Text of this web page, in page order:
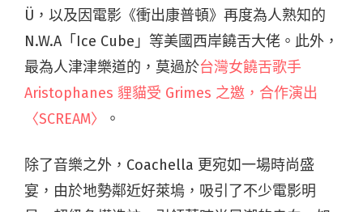
Ü，以及因電影《衝出康普頓》再度為人熟知的
N.W.A「Ice Cube」等美國西岸饒舌大佬。此外，
最為人津津樂道的，莫過於台灣女饒舌歌手
Aristophanes 貍貓受 Grimes 之邀，合作演出
〈SCREAM〉
。
除了音樂之外，Coachella 更宛如一場時尚盛
宴，由於地勢鄰近好萊塢，吸引了不少電影明